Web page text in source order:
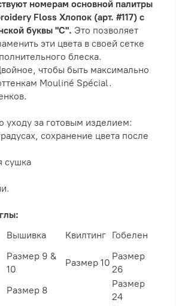
номерам основной палитры
Floss Хлопок (арт. #117) с
буквы "С". Это позволяет
эти цвета в своей сетке
блеска.
чтобы быть максимально
Mouliné Spécial.
уходу за готовым изделием:
сохранение цвета после
сушка
Вышивка Квилтинг Гобелен
Размер 9 &
10
Размер 10
Размер
26
Размер 8
Размер
24